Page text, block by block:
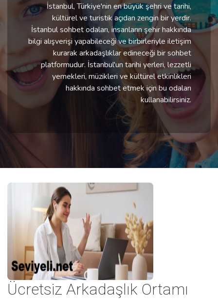
İstanbul, Türkiye'nin en büyük şehri ve tarihi,
kültürel ve turistik açıdan zengin bir yerdir.
İstanbul sohbet odaları, insanların şehir hakkında
bilgi alışverişi yapabileceği ve birbirleriyle iletişim
kurarak arkadaşlıklar edineceği bir sohbet
platformudur. İstanbul'un tarihi yerleri, lezzetli
yemekleri, müzikleri ve kültürel etkinlikleri
hakkında sohbet etmek için bu odaları
kullanabilirsiniz.
Ücretsiz Arkadaşlık Ortamı